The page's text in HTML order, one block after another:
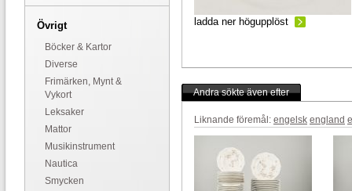
Övrigt
Böcker & Kartor
Diverse
Frimärken, Mynt &
Vykort
Leksaker
Mattor
Musikinstrument
Nautica
Smycken
ladda ner högupplöst
Andra sökte även efter
Liknande föremål: engelsk england